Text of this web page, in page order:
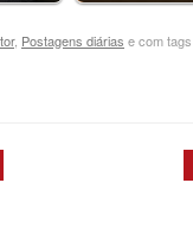
, Postagens diárias e com tags